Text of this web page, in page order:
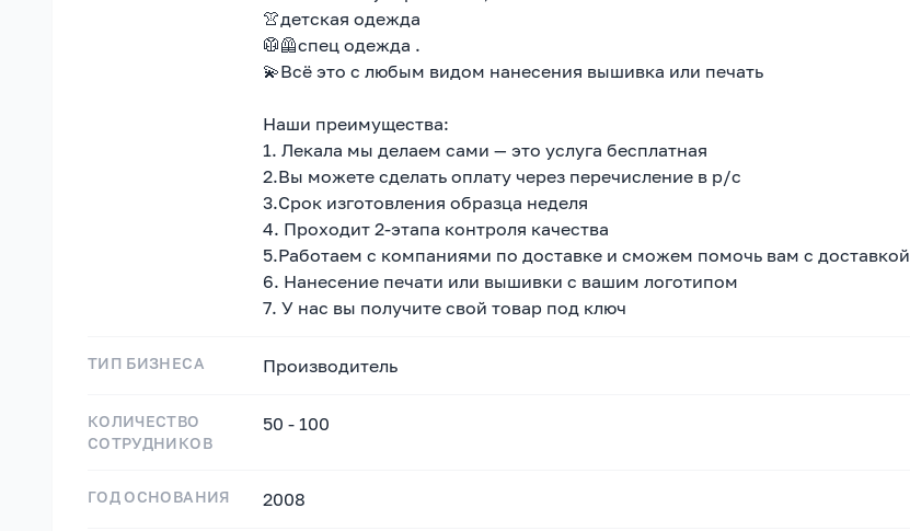
👚детская одежда
🥼🦺спец одежда .
💫Всё это с любым видом нанесения вышивка или печать
Наши преимущества:
1. Лекала мы делаем сами — это услуга бесплатная
2.Вы можете сделать оплату через перечисление в р/с
3.Срок изготовления образца неделя
4. Проходит 2-этапа контроля качества
5.Работаем с компаниями по доставке и сможем помочь вам с доставкой
6. Нанесение печати или вышивки с вашим логотипом
7. У нас вы получите свой товар под ключ
ТИП БИЗНЕСА Производитель
КОЛИЧЕСТВО
СОТРУДНИКОВ
50 - 100
ГОД ОСНОВАНИЯ 2008